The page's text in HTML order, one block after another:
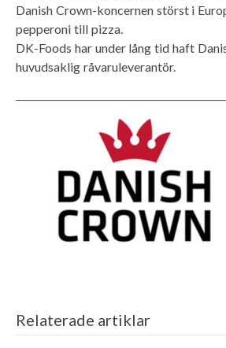
Danish Crown-koncernen störst i
pepperoni till pizza.
DK-Foods har under lång tid haft
huvudsaklig råvaruleverantör.
Relaterade artiklar